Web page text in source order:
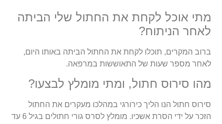
מתי אוכל לקחת את החתול שלי הביתה
לאחר הניתוח?
ברוב המקרים, תוכלו לקחת את החתול הביתה באותו היום,
לאחר מספר שעות של התאוששות במרפאה.
מהו סירוס חתול, ומתי מומלץ לבצעו?
סירוס חתול הנו הליך כירורגי במהלכו מעקרים את החתול
הזכר על ידי הסרת אשכיו. מומלץ לסרס גורי חתולים בגיל 6 עד